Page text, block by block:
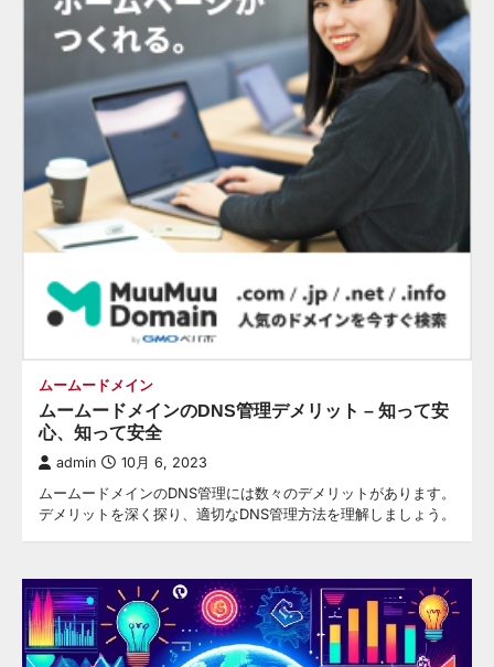
ムームードメイン
ムームードメインのDNS管理デメリット – 知って安
心、知って安全
admin 10月 6, 2023
ムームードメインのDNS管理には数々のデメリットがあります。
デメリットを深く探り、適切なDNS管理方法を理解しましょう。